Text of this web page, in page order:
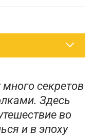
секретов
Здесь
во
и в эпоху